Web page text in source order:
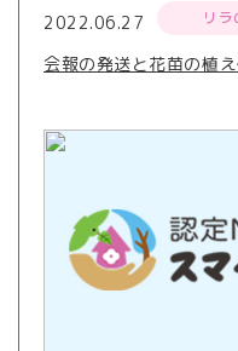
2022.06.27 リラ
会報の発送と花苗の植